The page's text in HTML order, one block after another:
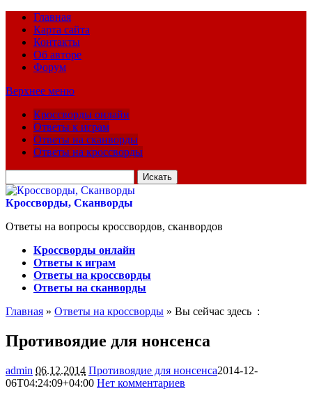
Главная
Карта сайта
Контакты
Об авторе
Форум
Верхнее меню
Кроссворды онлайн
Ответы к играм
Ответы на сканворды
Ответы на кроссворды
для:
Кроссворды, Сканворды
Ответы на вопросы кроссвордов, сканвордов
Кроссворды онлайн
Ответы к играм
Ответы на кроссворды
Ответы на сканворды
Главная » Ответы на кроссворды » Вы сейчас здесь :
Противоядие для нонсенса
admin 06.12.2014 Противоядие для нонсенса2014-12-
06T04:24:09+04:00 Нет комментариев